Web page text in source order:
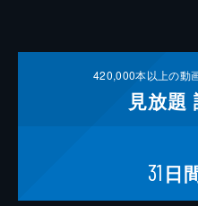
420,000本以上の動
見放題
31 日